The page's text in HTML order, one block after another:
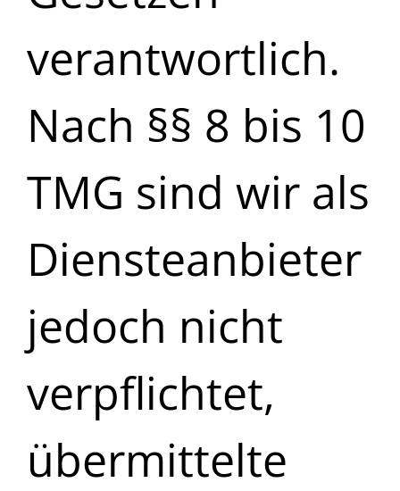
verantwortlich.
Nach §§ 8 bis 10
TMG sind wir als
Diensteanbieter
jedoch nicht
verpflichtet,
übermittelte